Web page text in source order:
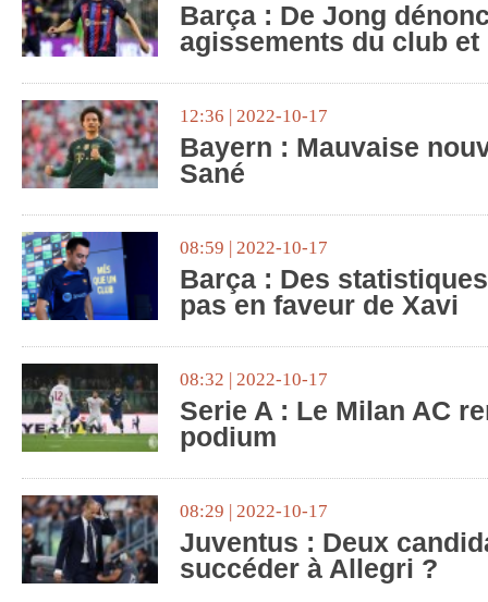
Barça : De Jong
agissements du club et
12:36 | 2022-10-17
Bayern : Mauvaise
Sané
08:59 | 2022-10-17
Barça : Des
pas en faveur de Xavi
08:32 | 2022-10-17
Serie A : Le Milan AC
podium
08:29 | 2022-10-17
Juventus : Deux
succéder à Allegri ?